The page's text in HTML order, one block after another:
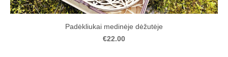
Padėkliukai medinėje dėžutėje
€22.00